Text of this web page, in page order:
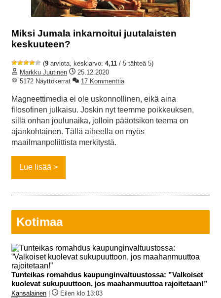
Miksi Jumala inkarnoitui juutalaisten
keskuuteen?
(9 arviota, keskiarvo: 4,11 / 5 tähteä 5)
Markku Juutinen
25.12.2020
5172 Näyttökerrat
17 Kommenttia
Magneettimedia ei ole uskonnollinen, eikä aina
filosofinen julkaisu. Joskin nyt teemme poikkeuksen,
sillä onhan joulunaika, jolloin pääotsikon teema on
ajankohtainen. Tällä aiheella on myös
maailmanpoliittista merkitystä.
Lue lisää
Kotimaa
Tunteikas romahdus kaupunginvaltuustossa: ”Valkoiset
kuolevat sukupuuttoon, jos maahanmuuttoa rajoitetaan!”
Kansalainen Eilen klo 13:03